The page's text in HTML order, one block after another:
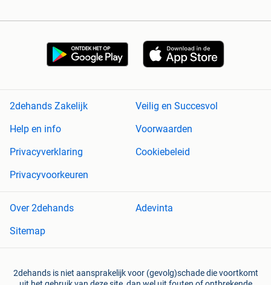
2dehands Zakelijk
Veilig en Succesvol
Help en info
Voorwaarden
Privacyverklaring
Cookiebeleid
Privacyvoorkeuren
Over 2dehands
Adevinta
Sitemap
2dehands is niet aansprakelijk voor (gevolg)schade die voortkomt